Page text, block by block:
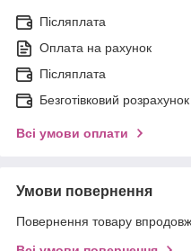
Післяплата
Оплата на рахунок
Післяплата
Безготівковий розрахунок
Всі умови оплати
Умови повернення
Повернення товару